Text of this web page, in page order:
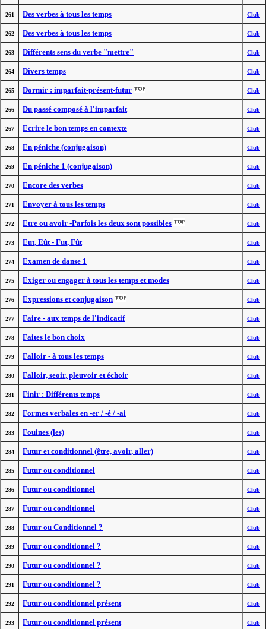
261 Des verbes à tous les temps Club
262 Des verbes à tous les temps Club
263 Différents sens du verbe "mettre" Club
264 Divers temps Club
265 Dormir : imparfait-présent-futur Club
266 Du passé composé à l'imparfait Club
267 Ecrire le bon temps en contexte Club
268 En péniche (conjugaison) Club
269 En péniche 1 (conjugaison) Club
270 Encore des verbes Club
271 Envoyer à tous les temps Club
272 Etre ou avoir -Parfois les deux sont possibles Club
273 Eut, Eût - Fut, Fût Club
274 Examen de danse 1 Club
275 Exiger ou engager à tous les temps et modes Club
276 Expressions et conjugaison Club
277 Faire - aux temps de l'indicatif Club
278 Faites le bon choix Club
279 Falloir - à tous les temps Club
280 Falloir, seoir, pleuvoir et échoir Club
281 Finir : Différents temps Club
282 Formes verbales en -er / -é / -ai Club
283 Fouines (les) Club
284 Futur et conditionnel (être, avoir, aller) Club
285 Futur ou conditionnel Club
286 Futur ou conditionnel Club
287 Futur ou conditionnel Club
288 Futur ou Conditionnel ? Club
289 Futur ou conditionnel ? Club
290 Futur ou conditionnel ? Club
291 Futur ou conditionnel ? Club
292 Futur ou conditionnel présent Club
293 Futur ou conditionnel présent Club